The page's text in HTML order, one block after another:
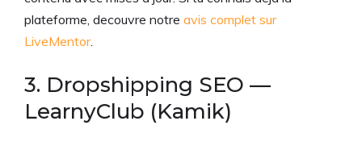
plateforme, decouvre notre avis complet sur
LiveMentor.
3. Dropshipping SEO —
LearnyClub (Kamik)